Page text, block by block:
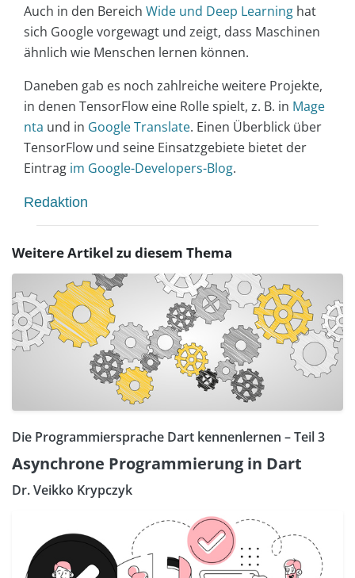
Auch in den Bereich Wide und Deep Learning hat
sich Google vorgewagt und zeigt, dass Maschinen
ähnlich wie Menschen lernen können.
Daneben gab es noch zahlreiche weitere Projekte,
in denen TensorFlow eine Rolle spielt, z. B. in Mage
nta und in Google Translate. Einen Überblick über
TensorFlow und seine Einsatzgebiete bietet der
Eintrag im Google-Developers-Blog.
Redaktion
Weitere Artikel zu diesem Thema
Die Programmiersprache Dart kennenlernen – Teil 3
Asynchrone Programmierung in Dart
Dr. Veikko Krypczyk